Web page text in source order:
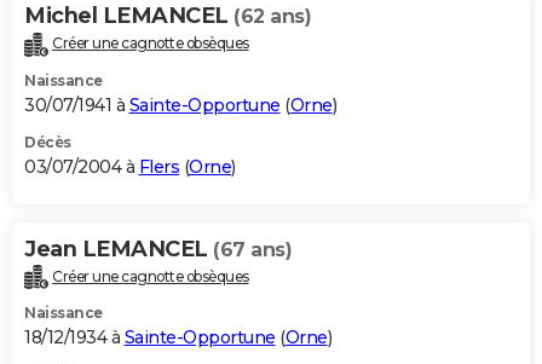
Michel LEMANCEL (62 ans)
Créer une cagnotte obsèques
Naissance
30/07/1941 à Sainte-Opportune (Orne)
Décès
03/07/2004 à Flers (Orne)
Jean LEMANCEL (67 ans)
Créer une cagnotte obsèques
Naissance
18/12/1934 à Sainte-Opportune (Orne)